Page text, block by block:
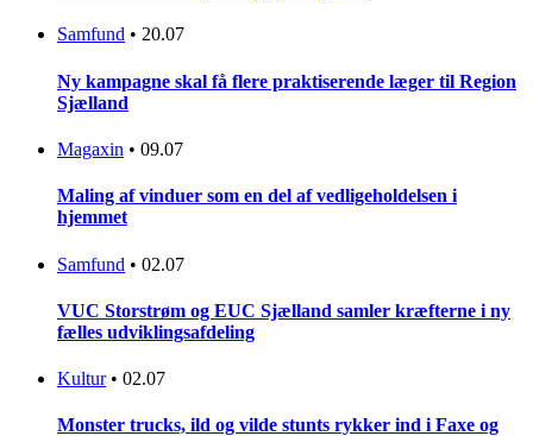
Samfund • 20.07
Ny kampagne skal få flere praktiserende læger til Region
Sjælland
Magaxin • 09.07
Maling af vinduer som en del af vedligeholdelsen i
hjemmet
Samfund • 02.07
VUC Storstrøm og EUC Sjælland samler kræfterne i ny
fælles udviklingsafdeling
Kultur • 02.07
Monster trucks, ild og vilde stunts rykker ind i Faxe og